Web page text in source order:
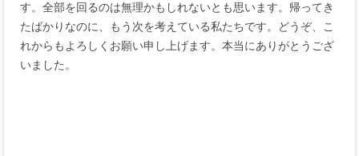
す。全部を回るのは無理かもしれないとも思います。帰ってき
たばかりなのに、もう次を考えている私たちです。どうぞ、こ
れからもよろしくお願い申し上げます。本当にありがとうござ
いました。